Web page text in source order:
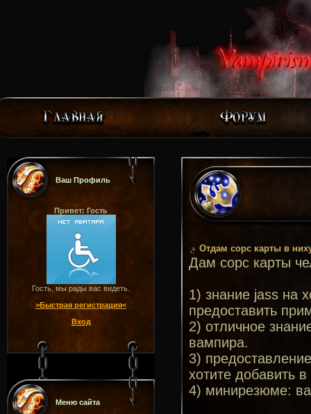
Ваш Профиль
Привет: Гость
Гость, мы рады вас видеть.
>Быстрая регистрация<
Вход
Меню сайта
Отдам сорс карты в
Дам сорс карты
1) знание jass на
предоставить
2) отличное
вампира.
3)
хотите добавить
4) минирезюме: